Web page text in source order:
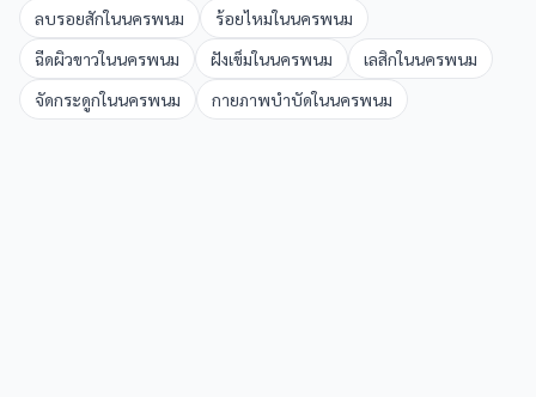
ลบรอยสักในนครพนม ร้อยไหมในนครพนม
ฉีดผิวขาวในนครพนม ฝังเข็มในนครพนม เลสิกในนครพนม
จัดกระดูกในนครพนม กายภาพบำบัดในนครพนม